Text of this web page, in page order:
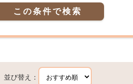
この条件で検索
並び替え：